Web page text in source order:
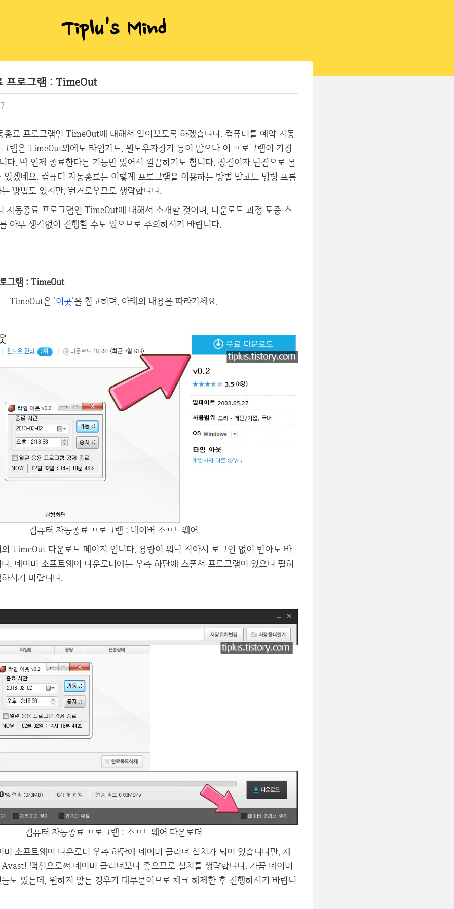
Tiplu's Mind
프로그램 : TimeOut
료 프로그램인 TimeOut에 대해서 알아보도록 하겠습니다. 컴퓨터를 예약 자동
램은 TimeOut외에도 타임가드, 윈도우자장가 등이 많으나 이 프로그램이 가장
다. 딱 언제 종료한다는 기능만 있어서 깔끔하기도 합니다. 장점이자 단점으로 볼
겠네요. 컴퓨터 자동종료는 이렇게 프로그램을 이용하는 방법 말고도 명령 프롬
방법도 있지만, 번거로우므로 생략합니다.
동종료 프로그램인 TimeOut에 대해서 소개할 것이며, 다운로드 과정 도중 스
아무 생각없이 진행할 수도 있으므로 주의하시기 바랍니다.
그램 : TimeOut
TimeOut은 '이곳'을 참고하며, 아래의 내용을 따라가세요.
컴퓨터 자동종료 프로그램 : 네이버 소프트웨어
TimeOut 다운로드 페이지 입니다. 용량이 워낙 작아서 로그인 없이 받아도 바
. 네이버 소프트웨어 다운로더에는 우측 하단에 스폰서 프로그램이 있으니 필히
시기 바랍니다.
컴퓨터 자동종료 프로그램 : 소프트웨어 다운로더
소프트웨어 다운로더 우측 하단에 네이버 클리너 설치가 되어 있습니다만, 제
백신으로써 네이버 클리너보다 좋으므로 설치를 생략합니다. 가끔 네이버
도 있는데, 원하지 않는 경우가 대부분이므로 체크 해제한 후 진행하시기 바랍니